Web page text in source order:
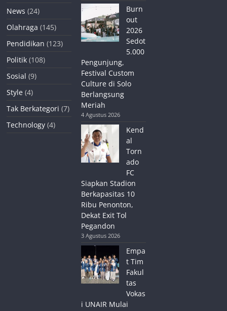
News (24)
Olahraga (145)
Pendidikan (123)
Politik (108)
Sosial (9)
Style (4)
Tak Berkategori (7)
Technology (4)
Burn
out
2026
Sedot
5.000
Pengunjung,
Festival Custom
Culture di Solo
Berlangsung
Meriah
4 Agustus 2026
Kend
al
Torn
ado
FC
Siapkan Stadion
Berkapasitas 10
Ribu Penonton,
Dekat Exit Tol
Pegandon
3 Agustus 2026
Empa
t Tim
Fakul
tas
Vokas
i UNAIR Mulai